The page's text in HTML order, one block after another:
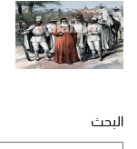
البحث